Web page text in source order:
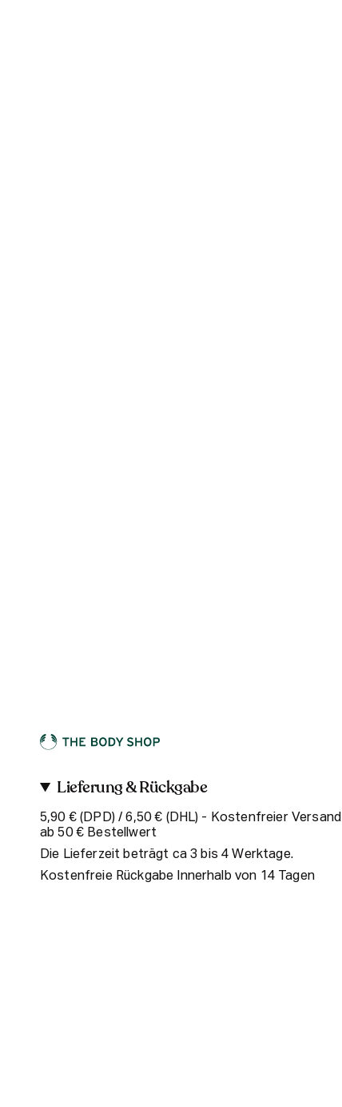
Lieferung & Rückgabe
5,90 € (DPD) / 6,50 € (DHL) - Kostenfreier Versand
ab 50 € Bestellwert
Die Lieferzeit beträgt ca 3 bis 4 Werktage.
Kostenfreie Rückgabe Innerhalb von 14 Tagen